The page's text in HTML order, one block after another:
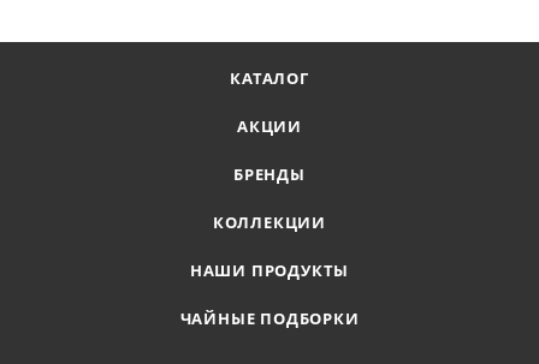
КАТАЛОГ
АКЦИИ
БРЕНДЫ
КОЛЛЕКЦИИ
НАШИ ПРОДУКТЫ
ЧАЙНЫЕ ПОДБОРКИ